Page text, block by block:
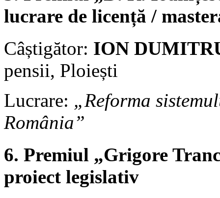
lucrare de licență /
Câștigător: ION
pensii, Ploiești
Lucrare: „Reforma
România”
6. Premiul „Grigore
proiect legislativ